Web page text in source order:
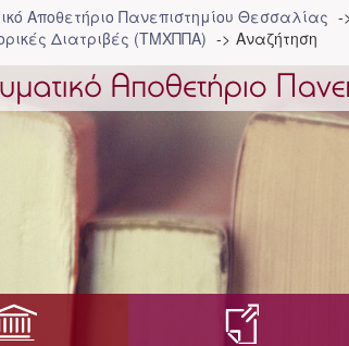
Αποθετήριο Πανεπιστημίου Θεσσαλίας
Διατριβές (ΤΜΧΠΠΑ)
Αναζήτηση